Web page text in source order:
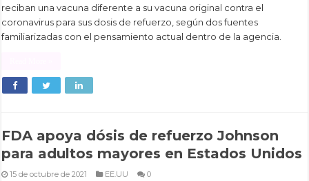
reciban una vacuna diferente a su vacuna original contra el
coronavirus para sus dosis de refuerzo, según dos fuentes
familiarizadas con el pensamiento actual dentro de la agencia.
FDA apoya dósis de refuerzo Johnson
para adultos mayores en Estados Unidos
15 de octubre de 2021 EE.UU 0